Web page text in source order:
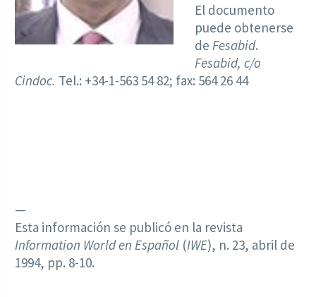
El documento
puede obtenerse
de Fesabid.
Fesabid, c/o
Cindoc. Tel.: +34-1-563 54 82; fax: 564 26 44
—
Esta información se publicó en la revista
Information World en Español (IWE), n. 23, abril de
1994, pp. 8-10.